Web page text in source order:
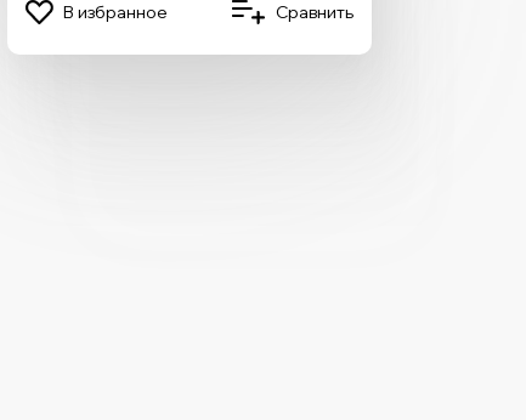
В избранное Сравнить